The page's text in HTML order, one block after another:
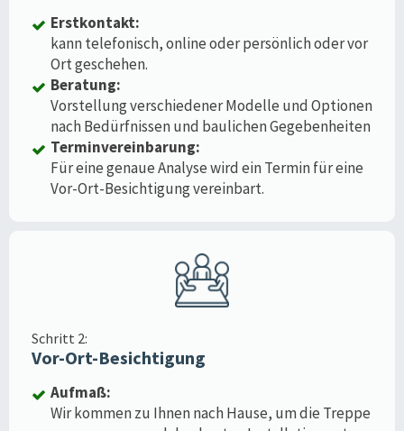
Erstkontakt:
kann telefonisch, online oder persönlich oder vor
Ort geschehen.
Beratung:
Vorstellung verschiedener Modelle und Optionen
nach Bedürfnissen und baulichen Gegebenheiten
Terminvereinbarung:
Für eine genaue Analyse wird ein Termin für eine
Vor-Ort-Besichtigung vereinbart.
Schritt 2:
Vor-Ort-Besichtigung
Aufmaß:
Wir kommen zu Ihnen nach Hause, um die Treppe